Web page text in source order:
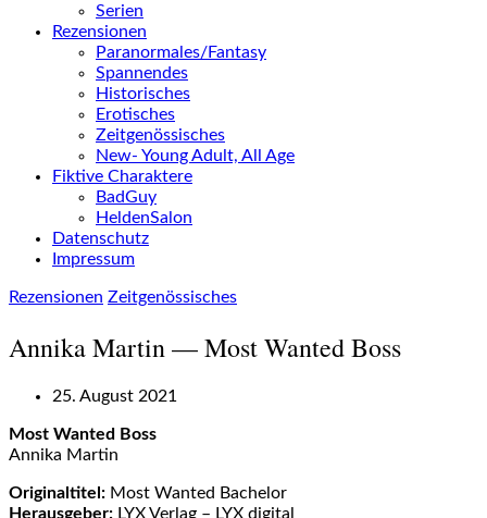
Serien
Rezensionen
Paranormales/Fantasy
Spannendes
Historisches
Erotisches
Zeitgenössisches
New- Young Adult, All Age
Fiktive Charaktere
BadGuy
HeldenSalon
Datenschutz
Impressum
Rezensionen Zeitgenössisches
Annika Martin — Most Wanted Boss
25. August 2021
Most Wanted Boss
Annika Martin
Originaltitel: Most Wanted Bachelor
Herausgeber: LYX Verlag – LYX digital